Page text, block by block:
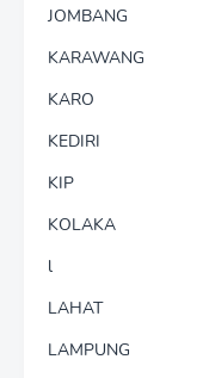
JOMBANG
KARAWANG
KARO
KEDIRI
KIP
KOLAKA
l
LAHAT
LAMPUNG